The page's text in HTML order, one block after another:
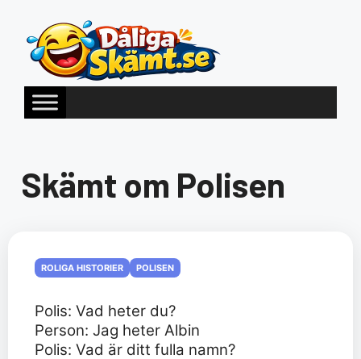
innehåll
Skämt om Polisen
ROLIGA HISTORIER POLISEN
Polis: Vad heter du?
Person: Jag heter Albin
Polis: Vad är ditt fulla namn?